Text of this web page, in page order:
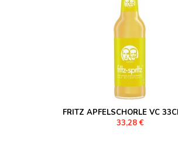
FRITZ APFELSCHORLE VC
33,28 €